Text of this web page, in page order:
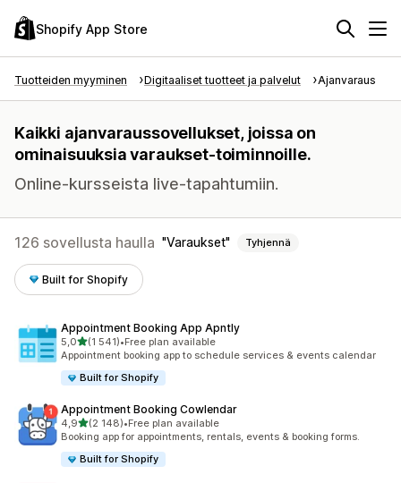
Shopify App Store
Tuotteiden myyminen Digitaaliset tuotteet ja palvelut Ajanvaraus
Kaikki ajanvaraussovellukset, joissa on
ominaisuuksia varaukset-toiminnoille.
Online-kursseista live-tapahtumiin.
126 sovellusta haulla Varaukset Tyhjennä
Built for Shopify
Appointment Booking App Apntly
5,0/ 5 tähteä
(1 541)
1541 arvostelua yhteensä
•Free plan available
Appointment booking app to schedule services & events calendar
Built for Shopify
Appointment Booking Cowlendar
4,9/ 5 tähteä
(2 148)
2148 arvostelua yhteensä
•Free plan available
Booking app for appointments, rentals, events & booking forms.
Built for Shopify